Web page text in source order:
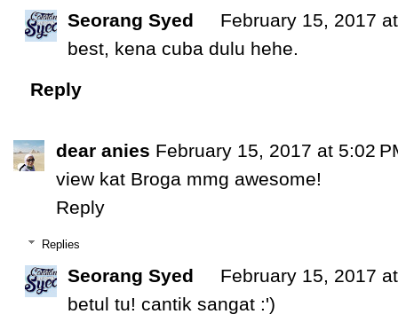
Seorang Syed
February 15, 2017
best, kena cuba dulu hehe.
Reply
dear anies February 15, 2017 at 5:02
view kat Broga mmg awesome!
Reply
Replies
Seorang Syed
February 15, 2017
betul tu! cantik sangat :')